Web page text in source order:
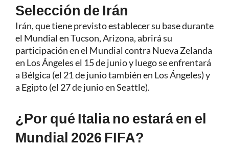
Selección de Irán
Irán, que tiene previsto establecer su base durante
el Mundial en Tucson, Arizona, abrirá su
participación en el Mundial contra Nueva Zelanda
en Los Ángeles el 15 de junio y luego se enfrentará
a Bélgica (el 21 de junio también en Los Ángeles) y
a Egipto (el 27 de junio en Seattle).
¿Por qué Italia no estará en el
Mundial 2026 FIFA?